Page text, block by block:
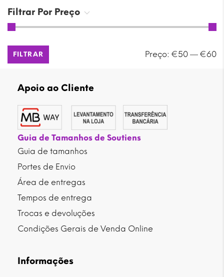
Filtrar Por Preço
Preço
Preço
FILTRAR Preço: €50 — €60
Apoio ao Cliente
Guia de Tamanhos de Soutiens
Guia de tamanhos
Portes de Envio
Área de entregas
Tempos de entrega
Trocas e devoluções
Condições Gerais de Venda Online
Informações